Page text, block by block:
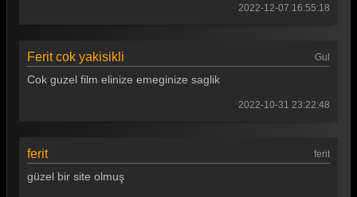
2022-12-07 16:55:18
Ferit cok yakisikli Gul
Cok guzel film elinize emeginize saglik
2022-10-31 23:22:48
ferit ferit
güzel bir site olmuş